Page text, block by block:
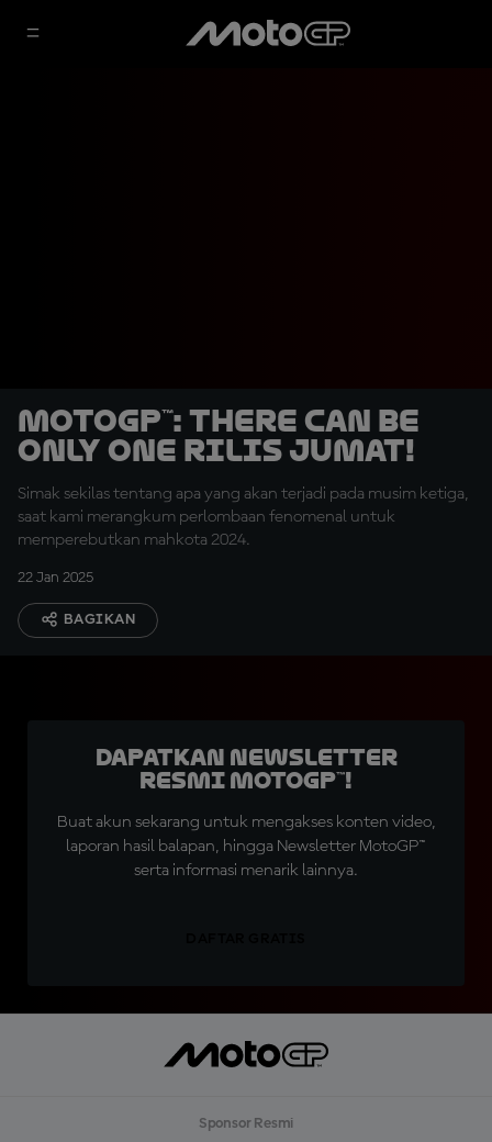
MotoGP™: There Can Be
Only One Rilis Jumat!
Simak sekilas tentang apa yang akan terjadi pada musim ketiga,
saat kami merangkum perlombaan fenomenal untuk
memperebutkan mahkota 2024.
22 Jan 2025
BAGIKAN
Dapatkan Newsletter
Resmi MotoGP™!
Buat akun sekarang untuk mengakses konten video,
laporan hasil balapan, hingga Newsletter MotoGP™
serta informasi menarik lainnya.
Sponsor Resmi